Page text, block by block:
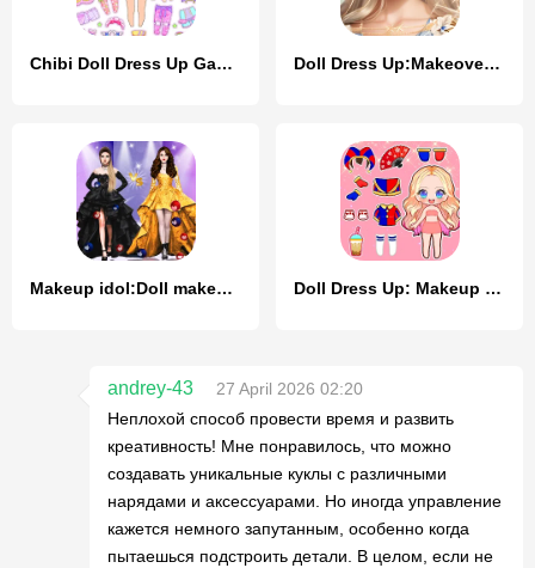
Chibi Doll Dress Up Games Doll Dress Up:Makeover Girls
Makeup idol:Doll makeover 2024 Doll Dress Up: Makeup Games
andrey-43
27 April 2026 02:20
Неплохой способ провести время и развить
креативность! Мне понравилось, что можно
создавать уникальные куклы с различными
нарядами и аксессуарами. Но иногда управление
кажется немного запутанным, особенно когда
пытаешься подстроить детали. В целом, если не